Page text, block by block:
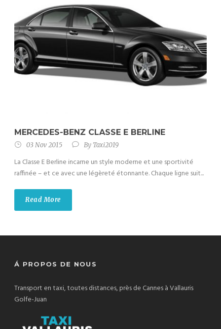
MERCEDES-BENZ CLASSE E BERLINE
03 Nov 2015 By Taxi2019
La Classe E Berline incarne un style moderne et une sportivité
raffinée – et ce avec une légèreté étonnante. Chaque ligne suit...
Read More
Á PROPOS DE NOUS
Transport en taxi, toutes distances, près de Cannes à Vallauris
Golfe-Juan